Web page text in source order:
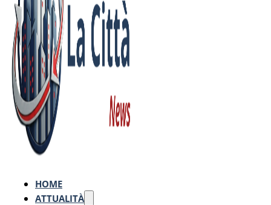
HOME
ATTUALITÀ